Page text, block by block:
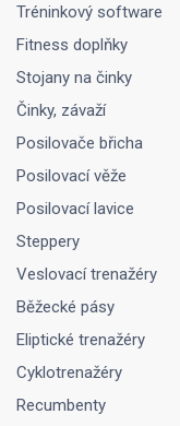
Tréninkový software
Fitness doplňky
Stojany na činky
Činky, závaží
Posilovače břicha
Posilovací věže
Posilovací lavice
Steppery
Veslovací trenažéry
Běžecké pásy
Eliptické trenažéry
Cyklotrenažéry
Recumbenty